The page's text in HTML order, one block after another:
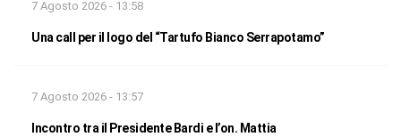
7 Agosto 2026 - 13:58
Una call per il logo del “Tartufo Bianco Serrapotamo”
7 Agosto 2026 - 13:57
Incontro tra il Presidente Bardi e l’on. Mattia